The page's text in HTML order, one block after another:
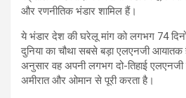
और रणनीतिक भंडार शामिल हैं।
ये भंडार देश की घरेलू मांग को लगभग 74
दुनिया का चौथा सबसे बड़ा एलएनजी
अनुसार वह अपनी लगभग दो-तिहाई
अमीरात और ओमान से पूरी करता है।